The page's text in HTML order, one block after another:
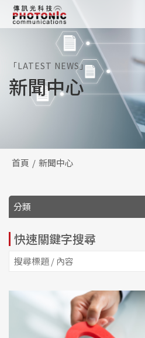
「LATEST NEWS」
新聞中心
首頁 新聞中心
分類
快速關鍵字搜尋